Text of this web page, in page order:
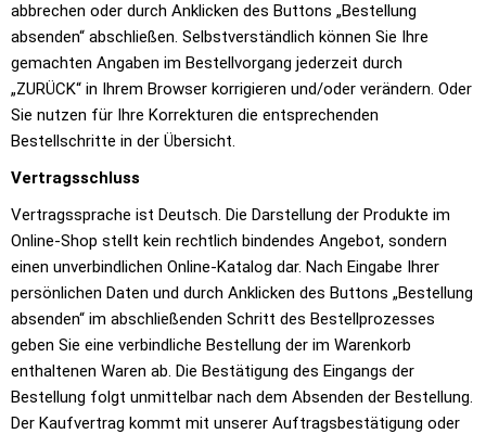
abbrechen oder durch Anklicken des Buttons „Bestellung
absenden“ abschließen. Selbstverständlich können Sie Ihre
gemachten Angaben im Bestellvorgang jederzeit durch
„ZURÜCK“ in Ihrem Browser korrigieren und/oder verändern. Oder
Sie nutzen für Ihre Korrekturen die entsprechenden
Bestellschritte in der Übersicht.
Vertragsschluss
Vertragssprache ist Deutsch. Die Darstellung der Produkte im
Online-Shop stellt kein rechtlich bindendes Angebot, sondern
einen unverbindlichen Online-Katalog dar. Nach Eingabe Ihrer
persönlichen Daten und durch Anklicken des Buttons „Bestellung
absenden“ im abschließenden Schritt des Bestellprozesses
geben Sie eine verbindliche Bestellung der im Warenkorb
enthaltenen Waren ab. Die Bestätigung des Eingangs der
Bestellung folgt unmittelbar nach dem Absenden der Bestellung.
Der Kaufvertrag kommt mit unserer Auftragsbestätigung oder